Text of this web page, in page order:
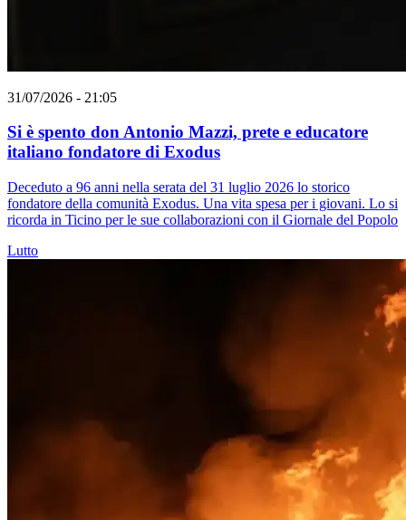
31/07/2026 - 21:05
Si è spento don Antonio Mazzi, prete e educatore
italiano fondatore di Exodus
Deceduto a 96 anni nella serata del 31 luglio 2026 lo storico
fondatore della comunità Exodus. Una vita spesa per i giovani. Lo si
ricorda in Ticino per le sue collaborazioni con il Giornale del Popolo
Lutto